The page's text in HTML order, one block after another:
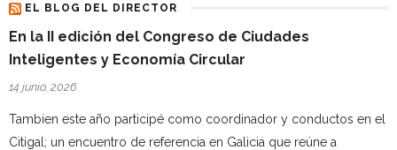
EL BLOG DEL DIRECTOR
En la II edición del Congreso de Ciudades
Inteligentes y Economía Circular
14 junio, 2026
Tambien este año participé como coordinador y conductos en el
Citigal; un encuentro de referencia en Galicia que reúne a